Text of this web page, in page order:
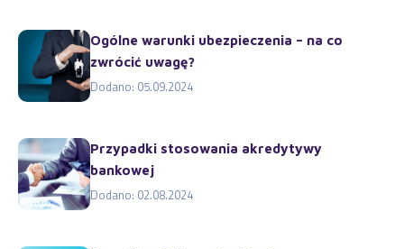
Ogólne warunki ubezpieczenia – na co
zwrócić uwagę?
Dodano: 05.09.2024
Przypadki stosowania akredytywy
bankowej
Dodano: 02.08.2024